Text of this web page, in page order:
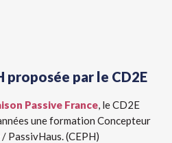
proposée par le CD2E
Passive France, le CD2E
une formation Concepteur
PassivHaus. (CEPH)